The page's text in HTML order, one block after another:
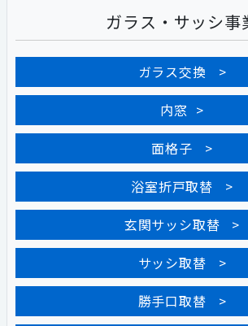
ガラス・サッシ事
ガラス交換
内窓
面格子
浴室折戸取替
玄関サッシ取替
サッシ取替
勝手口取替